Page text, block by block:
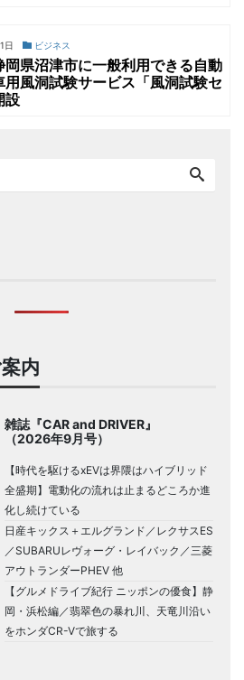
日 ビジネス
岡県沼津市に一般利用できる自動
用風洞試験サービス「風洞試験セ
設
内
雑誌『CAR and DRIVER』
（2026年9月号）
【時代を駆けるxEVは界隈はハイブリッド
全盛期】電動化の流れは止まるどころか進
化し続けている
日産キックス＋エルグランド／レクサスES
／SUBARUレヴォーグ・レイバック／三菱
アウトランダーPHEV 他
【グルメドライブ紀行 ニッポンの優食】静
岡・浜松編／翡翠色の暴れ川、天竜川沿い
をホンダCR-Vで旅する